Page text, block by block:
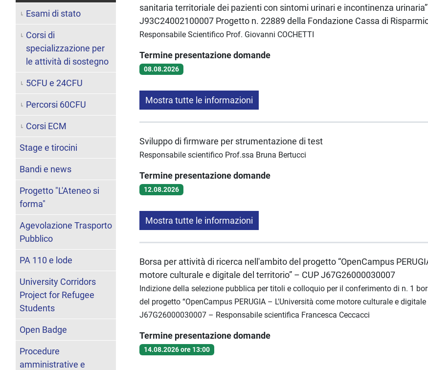
sanitaria territoriale dei pazienti con sintomi urinari e incontinenza urinaria”
J93C24002100007 Progetto n. 22889 della Fondazione Cassa di
Responsabile Scientifico Prof. Giovanni COCHETTI
Termine presentazione domande
08.08.2026
Mostra tutte le informazioni
Sviluppo di firmware per strumentazione di test
Responsabile scientifico Prof.ssa Bruna Bertucci
Termine presentazione domande
12.08.2026
Mostra tutte le informazioni
Borsa per attività di ricerca nell'ambito del progetto “OpenCampus
motore culturale e digitale del territorio” – CUP J67G26000030007
Indizione della selezione pubblica per titoli e colloquio per il conferimento di n. 1
del progetto “OpenCampus PERUGIA – L'Università come motore culturale e
J67G26000030007 – Responsabile scientifica Francesca Ceccacci
Termine presentazione domande
14.08.2026 ore 13:00
Esami di stato
Corsi di
specializzazione per
le attività di sostegno
5CFU e 24CFU
Percorsi 60CFU
Corsi ECM
Stage e tirocini
Bandi e news
Progetto "L'Ateneo si
forma"
Agevolazione Trasporto
Pubblico
PA 110 e lode
University Corridors
Project for Refugee
Students
Open Badge
Procedure
amministrative e